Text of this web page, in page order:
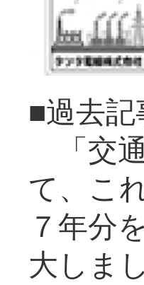
■過去
「交
て、こ
７年分
大